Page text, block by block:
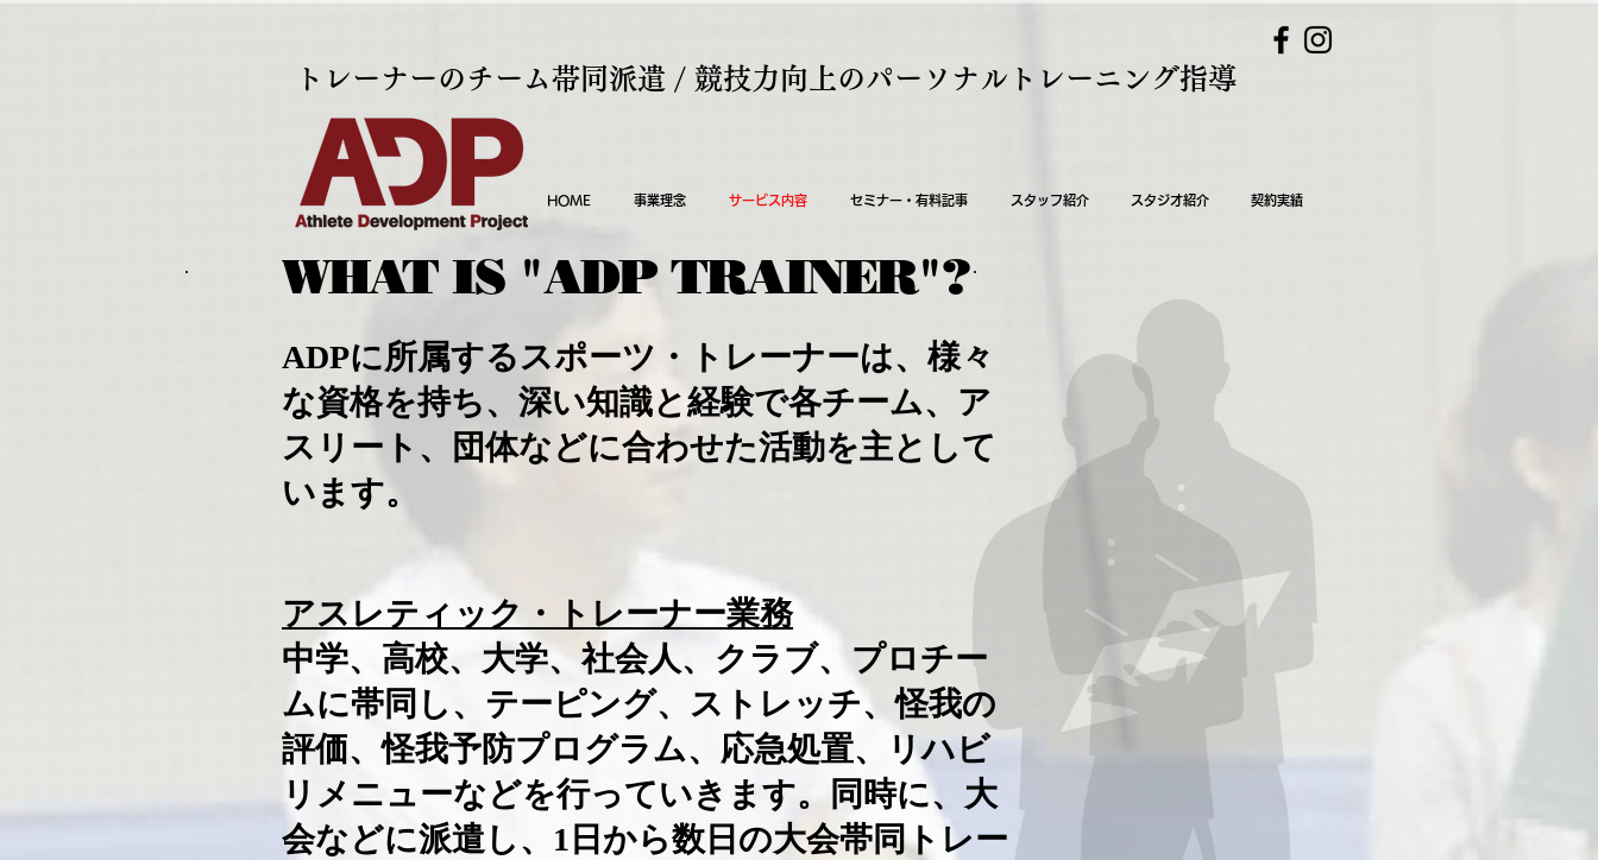
トレーナーのチーム帯同派遣 / 競技力向上のパーソナルトレーニング指導
HOME 事業理念 サービス内容 セミナー・有料記事 スタッフ紹介 スタジオ紹介 契約実績
ADPに所属するスポーツ・トレーナーは、様々
な資格を持ち、深い知識と経験で各チーム、ア
スリート、団体などに合わせた活動を主として
います。
アスレティック・トレーナー業務
中学、高校、大学、社会人、クラブ、プロチー
ムに帯同し、テーピング、ストレッチ、怪我の
評価、怪我予防プログラム、応急処置、リハビ
リメニューなどを行っていきます。同時に、大
会などに派遣し、1日から数日の大会帯同トレー
WHAT IS "ADP TRAINER"?